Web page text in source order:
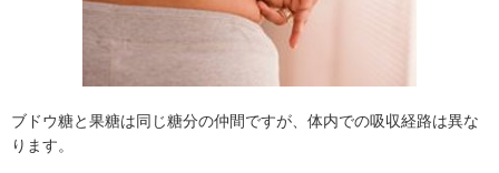
ブドウ糖と果糖は同じ糖分の仲間ですが、体内での吸収経路は異な
ります。